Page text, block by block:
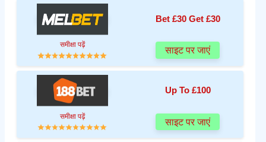
Bet £30 Get £30
समीक्षा पढ़ें
साइट पर जाएं
Up To £100
समीक्षा पढ़ें
साइट पर जाएं